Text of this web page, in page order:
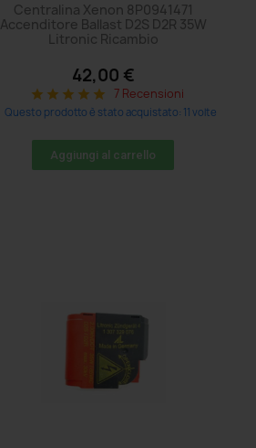
Centralina Xenon 8P0941471
Accenditore Ballast D2S D2R 35W
Litronic Ricambio
42,00 €
star star star star star 7 Recensioni
Questo prodotto è stato acquistato: 11 volte
Aggiungi al carrello